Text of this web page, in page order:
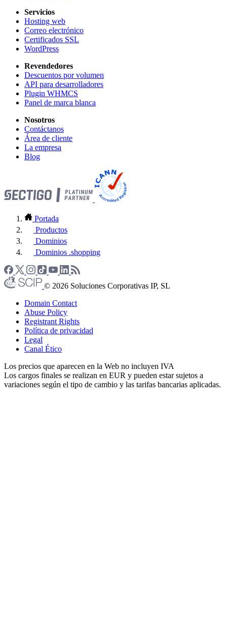
Servicios
Hosting web
Correo electrónico
Certificados SSL
WordPress
Revendedores
Descuentos por volumen
API para desarrolladores
Plugin WHMCS
Panel de marca blanca
Nosotros
Contáctanos
Área de cliente
La empresa
Blog
Portada
Productos
Dominios
Dominios .shopping
© 2026 Soluciones Corporativas IP, SL
Domain Contact
Abuse Policy
Registrant Rights
Política de privacidad
Legal
Canal Ético
Los precios que aparecen en la Web no incluyen IVA
Los cargos finales se realizan en EUR y pueden estar sujetos a
variaciones según el tipo de cambio y las tarifas bancarias aplicadas.